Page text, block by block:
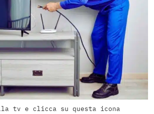
tv e clicca su questa icona